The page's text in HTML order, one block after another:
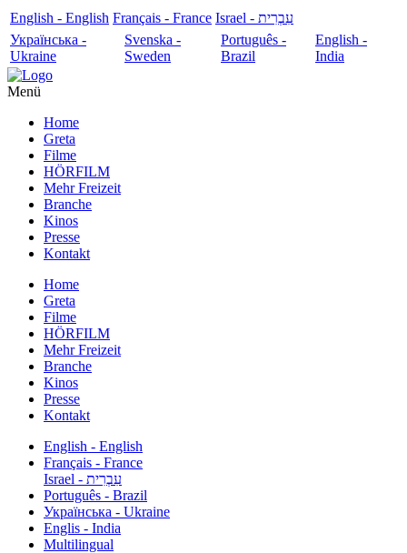
English - English Français - France
עִבְרִית - Israel
Українська -
Ukraine
Svenska -
Sweden
Português -
Brazil
English -
India
Menü
Home
Greta
Filme
HÖRFILM
Mehr Freizeit
Branche
Kinos
Presse
Kontakt
Home
Greta
Filme
HÖRFILM
Mehr Freizeit
Branche
Kinos
Presse
Kontakt
English - English
Français - France
עִבְרִית - Israel
Português - Brazil
Українська - Ukraine
Englis - India
Multilingual